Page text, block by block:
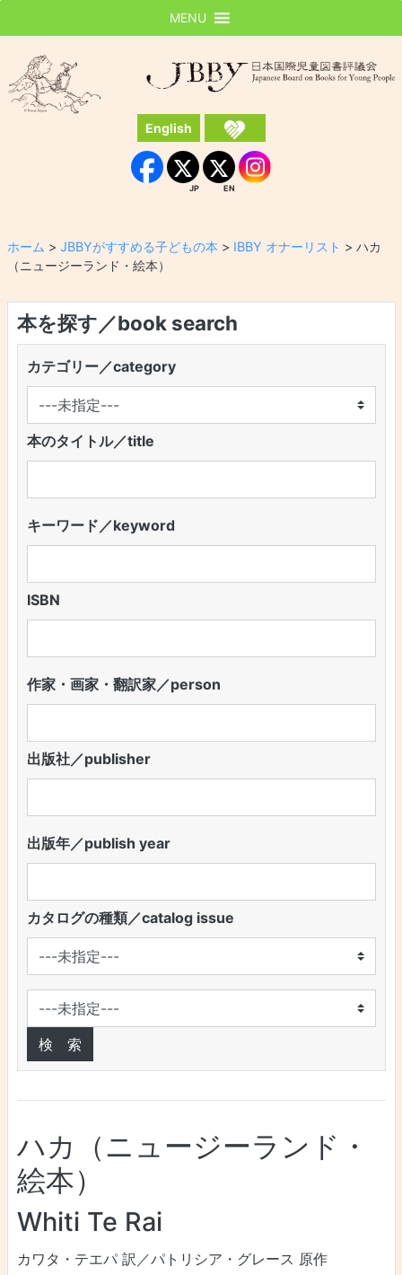
JBBY
English
Facebook
JP
JP
EN
EN Instagram
MENU
ホーム > JBBYがすすめる子どもの本 > IBBY オナーリスト > ハカ
（ニュージーランド・絵本）
本を探す／book search
カテゴリー／category
本のタイトル／title
キーワード／keyword
ISBN
作家・画家・翻訳家／person
出版社／publisher
出版年／publish year
カタログの種類／catalog issue
ハカ（ニュージーランド・
絵本）
Whiti Te Rai
カワタ・テエパ 訳／パトリシア・グレース 原作